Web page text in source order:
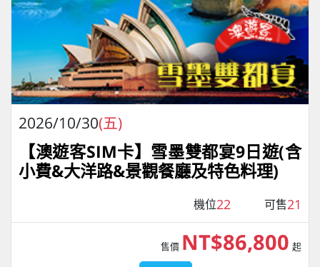
2026/10/30(五)
【澳遊客SIM卡】雪墨雙都宴9日遊(含
小費&大洋路&景觀餐廳及特色料理)
機位22 可售21
售價 NT$86,800 起